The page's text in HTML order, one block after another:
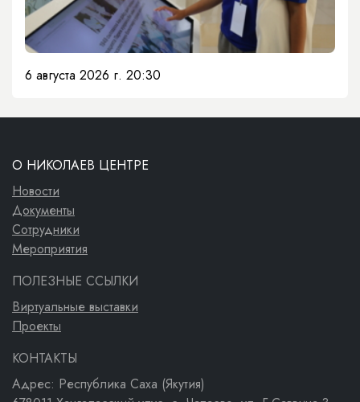
6 августа 2026 г. 20:30
О НИКОЛАЕВ ЦЕНТРЕ
Новости
Документы
Сотрудники
Мероприятия
ПОЛЕЗНЫЕ ССЫЛКИ
Виртуальные выставки
Проекты
КОНТАКТЫ
Адрес: Республика Саха (Якутия)